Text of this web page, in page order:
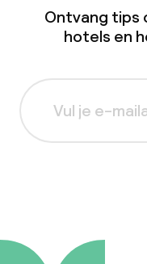
Ontvang tips
hotels en